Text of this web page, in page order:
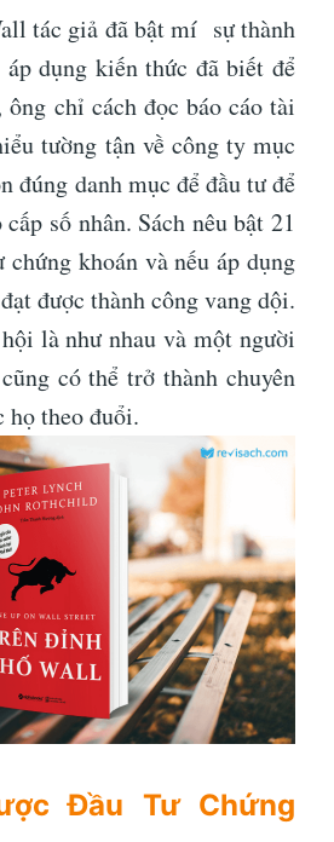
tác giả đã bật mí sự thành
dụng kiến thức đã biết để
chỉ cách đọc báo cáo tài
tường tận về công ty mục
đúng danh mục để đầu tư để
số nhân. Sách nêu bật 21
chứng khoán và nếu áp dụng
được thành công vang dội.
là như nhau và một người
có thể trở thành chuyên
theo đuổi.
Đầu Tư Chứng